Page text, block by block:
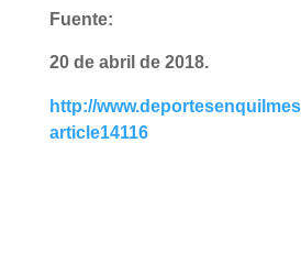
Fuente:
20 de abril de 2018.
http://
article14116